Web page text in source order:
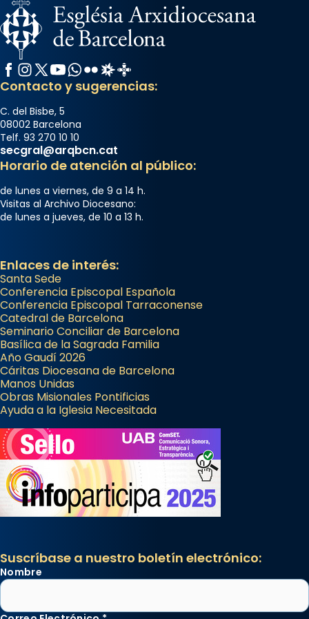
Segons el llibre dels Fets (12,2) fou el primer
apòstol màrtir, decapitat a Jerusalem per
Herodes Agripa (vers l'any 44).
Patró de Galícia, després de les invasions
musulmanes fou venerat com a patró dels
Regnes castellans i més tard de tota
Espanya.
El seu sepulcre a Compostela fou un g
...Ver más
Foto
View on Facebook · Share
Facebook
Instagram
X / Twitter
YouTube
WhatsApp
FlickrRadio Estel
Catalunya Cristiana
Contacto y sugerencias:
C. del Bisbe, 5
08002 Barcelona
Telf. 93 270 10 10
secgral@arqbcn.cat
Horario de atención al público:
de lunes a viernes, de 9 a 14 h.
Visitas al Archivo Diocesano:
de lunes a jueves, de 10 a 13 h.
Enlaces de interés:
Santa Sede
Conferencia Episcopal Española
Conferencia Episcopal Tarraconense
Catedral de Barcelona
Seminario Conciliar de Barcelona
Basílica de la Sagrada Familia
Año Gaudí 2026
Cáritas Diocesana de Barcelona
Manos Unidas
Obras Misionales Pontificias
Ayuda a la Iglesia Necesitada
Suscríbase a nuestro boletín electrónico:
Nombre